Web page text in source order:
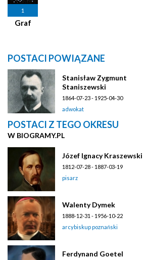
1
Graf
POSTACI POWIĄZANE
Stanisław Zygmunt
Staniszewski
1864-07-23 - 1925-04-30
adwokat
POSTACI Z TEGO OKRESU
W BIOGRAMY.PL
Józef Ignacy Kraszewski
1812-07-28 - 1887-03-19
pisarz
Walenty Dymek
1888-12-31 - 1956-10-22
arcybiskup poznański
Ferdynand Goetel